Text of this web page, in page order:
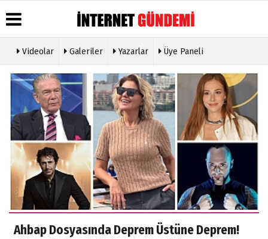
Üye Paneli
Haber
Arşivi
Gazete
Arşivi
Günün
Haberleri
Hava
Durumu
Gazete
Manşetleri
Anketler
Biyografiler
Köşe
Yazarları
Video
Galeri
Foto
Galeri
Etkinlikler
Künye
İletişim
Çerez
Politikası
Gizlilik
İlkeleri
Videolar Galeriler Yazarlar Üye Paneli
Ahbap Dosyasında Deprem Üstüne Deprem!